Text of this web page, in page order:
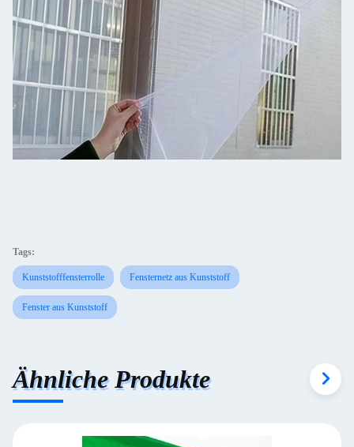
Tags:
Kunststofffensterrolle Fensternetz aus Kunststoff
Fenster aus Kunststoff
Ähnliche Produkte